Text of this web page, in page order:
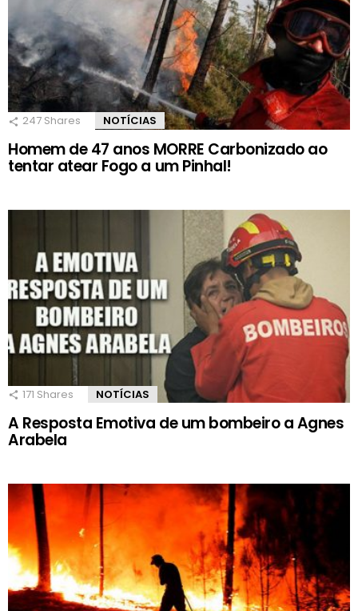
247 Shares NOTÍCIAS
Homem de 47 anos MORRE Carbonizado ao
tentar atear Fogo a um Pinhal!
171 Shares NOTÍCIAS
A Resposta Emotiva de um bombeiro a Agnes
Arabela